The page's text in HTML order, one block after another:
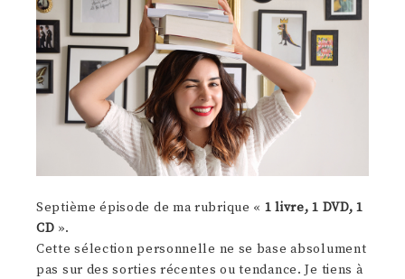
Septième épisode de ma rubrique « 1 livre, 1 DVD, 1
CD ».
Cette sélection personnelle ne se base absolument
pas sur des sorties récentes ou tendance. Je tiens à